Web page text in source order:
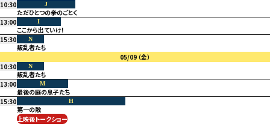
10:30
J
ただひとつの拳のごとく
13:00
I
ここから出ていけ!
15:30
N
叛乱者たち
05/09 （金）
10:30
N
叛乱者たち
13:00
M
最後の庭の息子たち
15:30
H
第一の敵
上映後トークショー